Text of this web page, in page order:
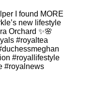
I found MORE
new lifestyle
Orchard ✨🌸
#royaltea
#royallifestyle
#royalnews